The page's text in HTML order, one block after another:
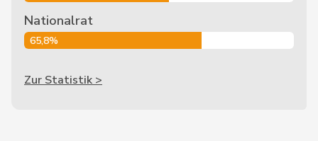
Nationalrat
65,8%
Zur Statistik >